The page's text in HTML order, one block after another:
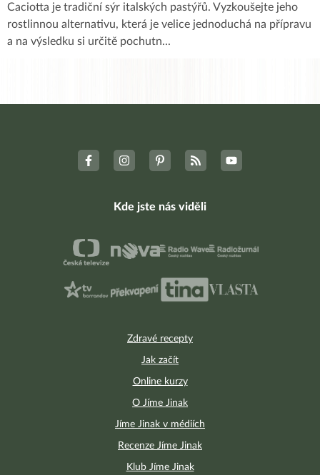
Caciotta je tradiční sýr italských pastýřů. Vyzkoušejte jeho
rostlinnou alternativu, která je velice jednoduchá na přípravu
a na výsledku si určitě pochutn...
Zdravé recepty
Jak začít
Online kurzy
O Jíme Jinak
Jíme Jinak v médiích
Recenze Jíme Jinak
Klub Jíme Jinak
Kde jste nás viděli